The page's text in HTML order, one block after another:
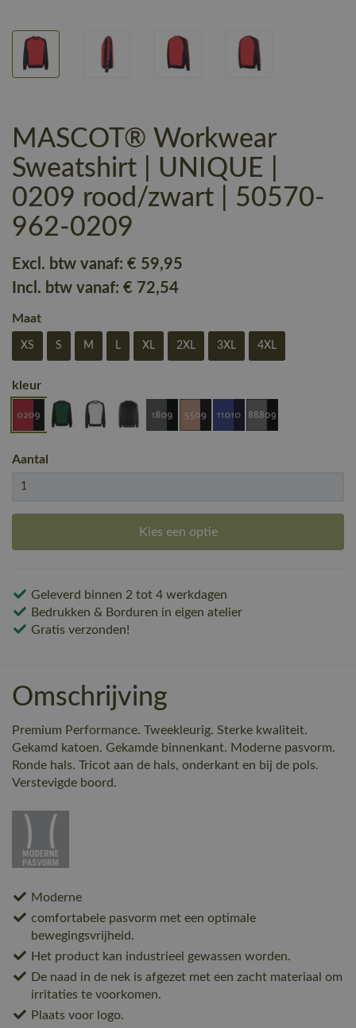
MASCOT® Workwear
Sweatshirt | UNIQUE |
0209 rood/zwart | 50570-
962-0209
Excl. btw vanaf: € 59,95
Incl. btw vanaf: € 72,54
Maat
XS S M L XL 2XL 3XL 4XL
kleur
Aantal
Kies een optie
Geleverd binnen 2 tot 4 werkdagen
Bedrukken & Borduren in eigen atelier
Gratis verzonden!
Omschrijving
Premium Performance. Tweekleurig. Sterke kwaliteit.
Gekamd katoen. Gekamde binnenkant. Moderne pasvorm.
Ronde hals. Tricot aan de hals, onderkant en bij de pols.
Verstevigde boord.
Moderne
comfortabele pasvorm met een optimale
bewegingsvrijheid.
Het product kan industrieel gewassen worden.
De naad in de nek is afgezet met een zacht materiaal om
irritaties te voorkomen.
Plaats voor logo.